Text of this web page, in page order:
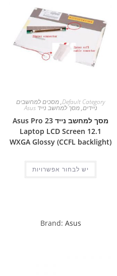
Default Category
,מסכים למחשבים
ניידים,מסך למחשב נייד Asus
מסך למחשב נייד Asus Pro 23
Laptop LCD Screen 12.1
WXGA Glossy (CCFL backlight)
יש לבחור אפשרויות
Brand: Asus